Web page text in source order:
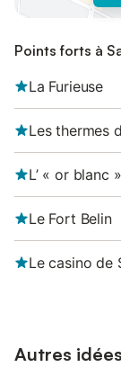
Points forts à
La Furieuse
Les thermes
L’ « or blanc
Le Fort Belin
Le casino de
Autres